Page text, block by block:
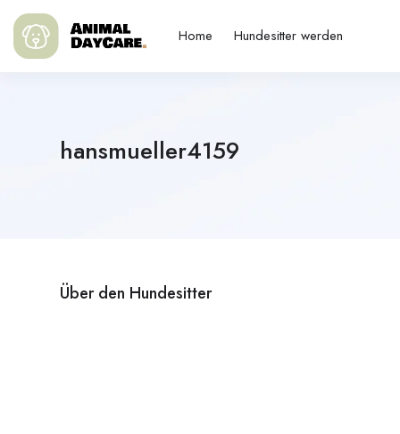
Home Hundesitter werden
hansmueller4159
Über den Hundesitter